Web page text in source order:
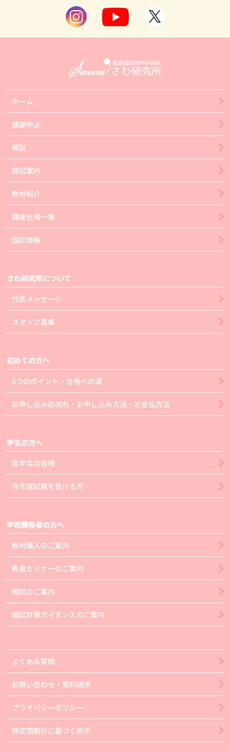
ホーム
講座申込
模試
模試案内
教材紹介
講座会場一覧
国試情報
さわ研究所について
代表メッセージ
スタッフ募集
初めての方へ
3つのポイント・合格への道
お申し込みの流れ・お申し込み方法・お支払方法
学生の方へ
低学年の皆様
今年度試験を受ける方
学校関係者の方へ
教材購入のご案内
教員セミナーのご案内
模試のご案内
国試対策ガイダンスのご案内
よくある質問
お問い合わせ・資料請求
プライバシーポリシー
特定商取引に基づく表示